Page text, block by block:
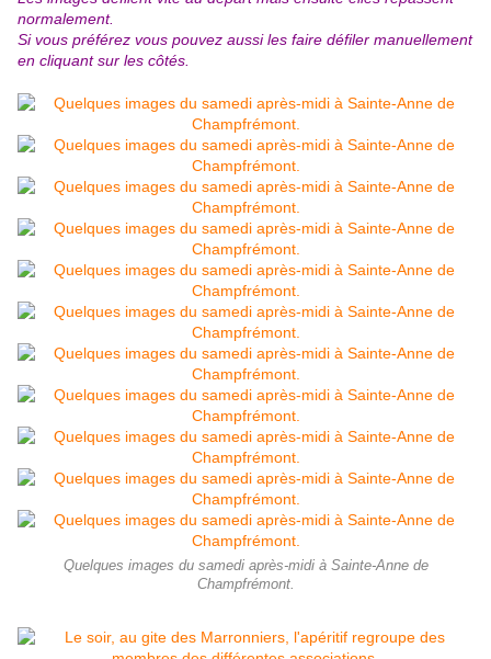
normalement.
Si vous préférez vous pouvez aussi les faire défiler manuellement
en cliquant sur les côtés.
Quelques images du samedi après-midi à Sainte-Anne de
Champfrémont.